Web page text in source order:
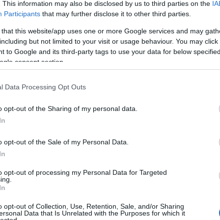
This information may also be disclosed by us to third parties on the
Participants that may further disclose it to other third parties.
that this website/app uses one or more Google services and may
but not limited to your visit or usage behaviour. You may
to Google and its third-party tags to use your data for below
consent section.
Data Processing Opt Outs
opt-out of the Sharing of my personal data.
opt-out of the Sale of my Personal Data.
opt-out of processing my Personal Data for Targeted
opt-out of Collection, Use, Retention, Sale, and/or Sharing
Data that Is Unrelated with the Purposes for which it
néhány évvel ezelőtt sokszor említettem meg
akkori amerikai alelnök mennyit járkált
gyarapítására használva hatalmát, befolyását.
idő tájt oly nagyon felháborodott volna ezen a
média. Vagyis nem az egyik vagy a másik
a történetben. Ám nyuvasszák ki egymást,
Biden, vagy a hetvenharmadik évén túl, mint
címével, hogy„Soha nem elég”!
sőt szerintem ügyünk, hogy miként
a magát függetlenként,
nyugati média, közte az annak
tupírozott híreit – szolgamód
szatellit országok sajtójának minőségibb
Tudtommal a hazai kollégák közül
árukapcsolásáról aWall Street Journalalapján,
csupán szenvtelen távolságtartással. Később ez